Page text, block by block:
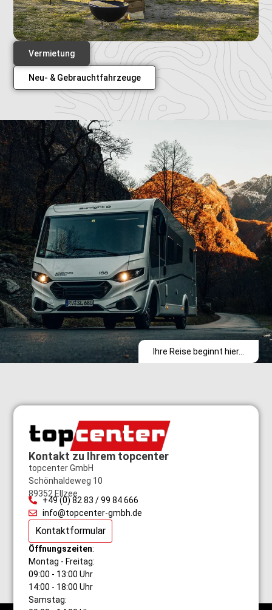
Neu- & Gebrauchtfahrzeuge
Vermietung
Ihre Reise beginnt hier...
Kontakt zu Ihrem topcenter
topcenter GmbH
Schönhaldeweg 10
89352 Ellzee
+49 (0) 82 83 / 99 84 666
info@topcenter-gmbh.de
Kontaktformular
Öffnungszeiten:
Montag - Freitag:
09:00 - 13:00 Uhr
14:00 - 18:00 Uhr
Samstag: